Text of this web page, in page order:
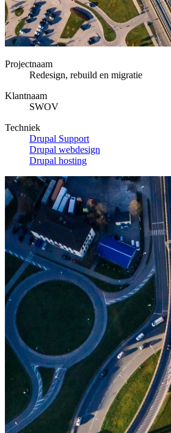
Projectnaam
Redesign, rebuild en migratie
Klantnaam
SWOV
Techniek
Drupal Support
Drupal webdesign
Drupal hosting